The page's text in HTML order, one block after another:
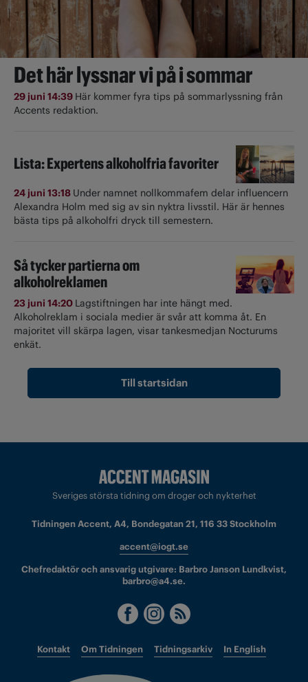
Det här lyssnar vi på i sommar
29 juni 14:39 Här kommer fyra tips på sommarlyssning från
Accents redaktion.
Lista: Expertens alkoholfria favoriter
24 juni 13:18 Under namnet nollkommafem delar influencern
Alexandra Holm med sig av sin nyktra livsstil. Här är hennes
bästa tips på alkoholfri dryck till semestern.
Så tycker partierna om
alkoholreklamen
23 juni 14:20 Lagstiftningen har inte hängt med.
Alkoholreklam i sociala medier är svår att komma åt. En
majoritet vill skärpa lagen, visar tankesmedjan Nocturums
enkät.
Till startsidan
Sveriges största tidning om droger och nykterhet
Tidningen Accent, A4, Bondegatan 21, 116 33 Stockholm
accent@iogt.se
Chefredaktör och ansvarig utgivare: Barbro Janson Lundkvist,
barbro@a4.se.
Kontakt Om Tidningen Tidningsarkiv In English